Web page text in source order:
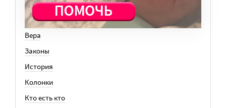
ТЕМЫ
Вера
Законы
История
Колонки
Кто есть кто